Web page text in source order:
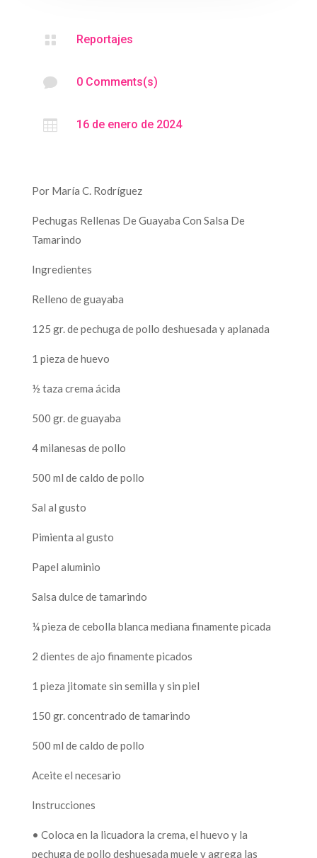
 Reportajes
 0 Comments(s)
 16 de enero de 2024
Por María C. Rodríguez
Pechugas Rellenas De Guayaba Con Salsa De
Tamarindo
Ingredientes
Relleno de guayaba
125 gr. de pechuga de pollo deshuesada y aplanada
1 pieza de huevo
½ taza crema ácida
500 gr. de guayaba
4 milanesas de pollo
500 ml de caldo de pollo
Sal al gusto
Pimienta al gusto
Papel aluminio
Salsa dulce de tamarindo
¼ pieza de cebolla blanca mediana finamente picada
2 dientes de ajo finamente picados
1 pieza jitomate sin semilla y sin piel
150 gr. concentrado de tamarindo
500 ml de caldo de pollo
Aceite el necesario
Instrucciones
• Coloca en la licuadora la crema, el huevo y la
pechuga de pollo deshuesada muele y agrega las